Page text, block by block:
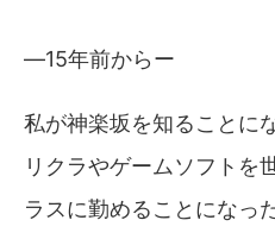
―15年前からー
私が神楽坂を知ることに
リクラやゲームソフトを
ラスに勤めることになっ